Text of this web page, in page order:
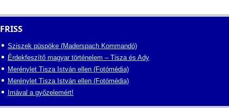
FRISS
Sziszek püspöke (Maderspach Kommandó)
Érdekfeszítő magyar történelem – Tisza és Ady
Merénylet Tisza István ellen (Fotómédia)
Merénylet Tisza István ellen (Fotómédia)
Imával a győzelemért!